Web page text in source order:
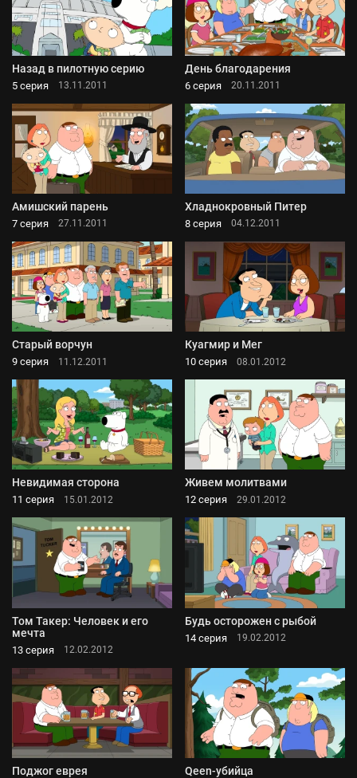
Назад в пилотную серию
5 серия 13.11.2011
День благодарения
6 серия 20.11.2011
Амишский парень
7 серия 27.11.2011
Хладнокровный Питер
8 серия 04.12.2011
Старый ворчун
9 серия 11.12.2011
Куагмир и Мег
10 серия 08.01.2012
Невидимая сторона
11 серия 15.01.2012
Живем молитвами
12 серия 29.01.2012
Том Такер: Человек и его
мечта
13 серия 12.02.2012
Будь осторожен с рыбой
14 серия 19.02.2012
Поджог еврея Qeen-убийца